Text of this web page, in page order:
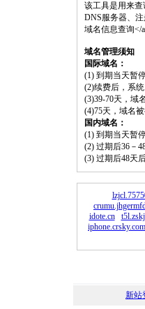
该工具是用来
DNS服务器、注
域名信息查询</
域名管理须知
国际域名：
(1) 到期当天暂
(2)续费后，系
(3)39-70天，域
(4)75天，域名
国内域名：
(1) 到期当天暂
(2) 过期后36－
(3) 过期后48天
idote.cn
iphone.crsky.com
新站